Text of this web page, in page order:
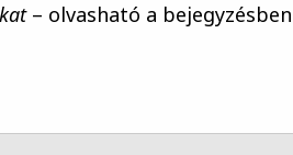
– olvasható a